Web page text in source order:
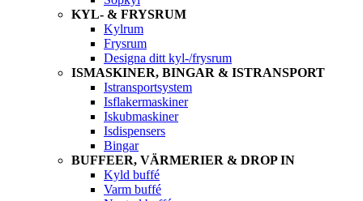
KYL- & FRYSRUM
Kylrum
Frysrum
Designa ditt kyl-/frysrum
ISMASKINER, BINGAR & ISTRANSPORT
Istransportsystem
Isflakermaskiner
Iskubmaskiner
Isdispensers
Bingar
BUFFEER, VÄRMERIER & DROP IN
Kyld buffé
Varm buffé